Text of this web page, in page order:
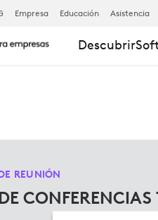
Empresa Educación Asistencia
Descubrir
REUNIÓN